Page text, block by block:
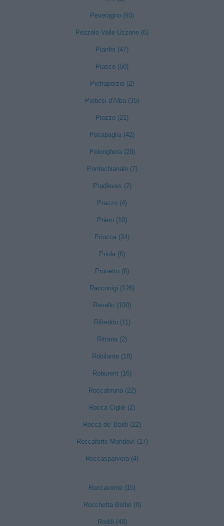
Peveragno (93)
Pezzolo Valle Uzzone (6)
Pianfei (47)
Piasco (50)
Pietraporzio (2)
Piobesi d'Alba (35)
Piozzo (21)
Pocapaglia (42)
Polonghera (28)
Pontechianale (7)
Pradleves (2)
Prazzo (4)
Priero (10)
Priocca (34)
Priola (6)
Prunetto (6)
Racconigi (126)
Revello (100)
Rifreddo (11)
Rittana (2)
Robilante (18)
Roburent (16)
Roccabruna (22)
Rocca Cigliè (2)
Rocca de' Baldi (22)
Roccaforte Mondovì (27)
Roccasparvera (4)
Roccavione (15)
Rocchetta Belbo (8)
Roddi (48)